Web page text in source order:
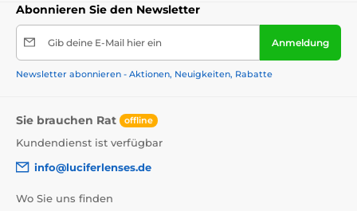
Abonnieren Sie den Newsletter
Gib deine E-Mail hier ein Anmeldung
Newsletter abonnieren - Aktionen, Neuigkeiten, Rabatte
Sie brauchen Rat offline
Kundendienst ist verfügbar
info@luciferlenses.de
Wo Sie uns finden